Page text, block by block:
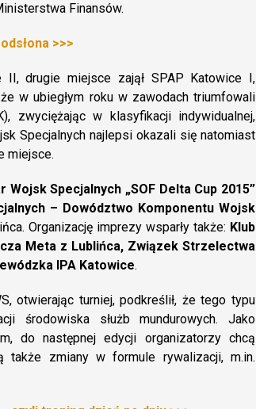
Finansów.
>>>
II, drugie miejsce zajął SPAP Katowice I,
w ubiegłym roku w zawodach triumfowali
zwyciężając w klasyfikacji indywidualnej,
Specjalnych najlepsi okazali się natomiast
miejsce.
Wojsk Specjalnych „SOF Delta Cup 2015”
– Dowództwo Komponentu Wojsk
Organizację imprezy wsparły także: Klub
Meta z Lublińca, Związek Strzelectwa
IPA Katowice.
otwierając turniej, podkreślił, że tego typu
środowiska służb mundurowych. Jako
do następnej edycji organizatorzy chcą
także zmiany w formule rywalizacji, m.in.